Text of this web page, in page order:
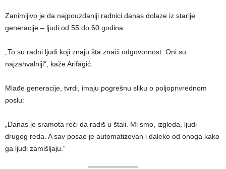
Zanimljivo je da najpouzdaniji radnici danas dolaze iz starije
generacije – ljudi od 55 do 60 godina.
„To su radni ljudi koji znaju šta znači odgovornost. Oni su
najzahvalniji“, kaže Arifagić.
Mlađe generacije, tvrdi, imaju pogrešnu sliku o poljoprivrednom
poslu:
„Danas je sramota reći da radiš u štali. Mi smo, izgleda, ljudi
drugog reda. A sav posao je automatizovan i daleko od onoga kako
ga ljudi zamišljaju.“